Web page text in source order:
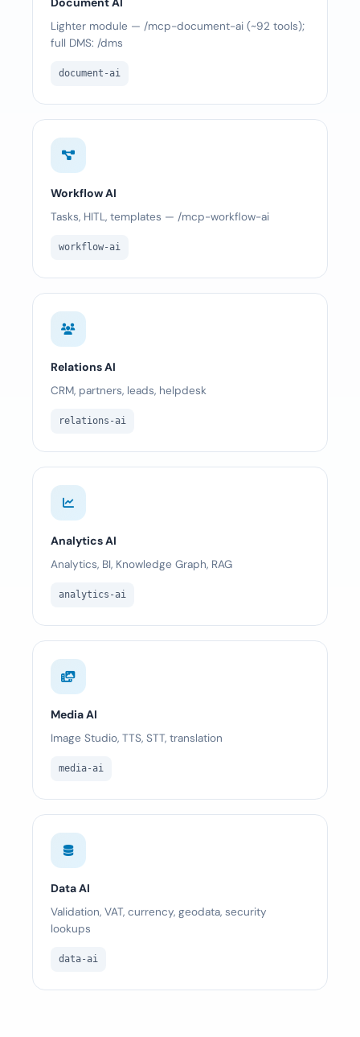
Lighter module — /mcp-document-ai (~92 tools);
full DMS: /dms
document-ai
Workflow AI
Tasks, HITL, templates — /mcp-workflow-ai
workflow-ai
Relations AI
CRM, partners, leads, helpdesk
relations-ai
Analytics AI
Analytics, BI, Knowledge Graph, RAG
analytics-ai
Media AI
Image Studio, TTS, STT, translation
media-ai
Data AI
Validation, VAT, currency, geodata, security
lookups
data-ai